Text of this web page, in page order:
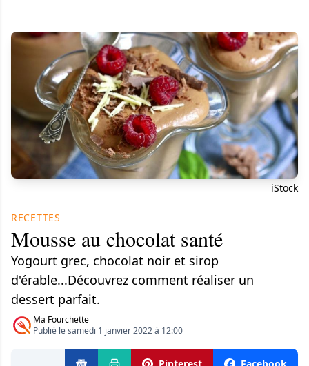
iStock
RECETTES
Mousse au chocolat santé
Yogourt grec, chocolat noir et sirop
d'érable...Découvrez comment réaliser un
dessert parfait.
Ma Fourchette
Publié le samedi 1 janvier 2022 à 12:00